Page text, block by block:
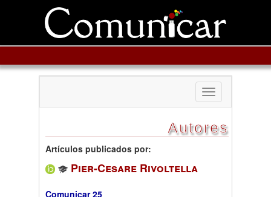
Toggle
navigation
Autores
Artículos publicados por:
Pier-Cesare Rivoltella
Comunicar 25